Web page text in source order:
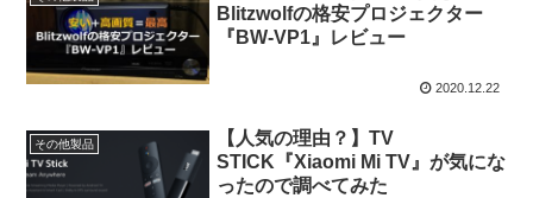
Blitzwolfの格安プロジェクター
『BW-VP1』レビュー
2020.12.22
その他製品
【人気の理由？】TV
STICK『Xiaomi Mi TV』が気にな
ったので調べてみた